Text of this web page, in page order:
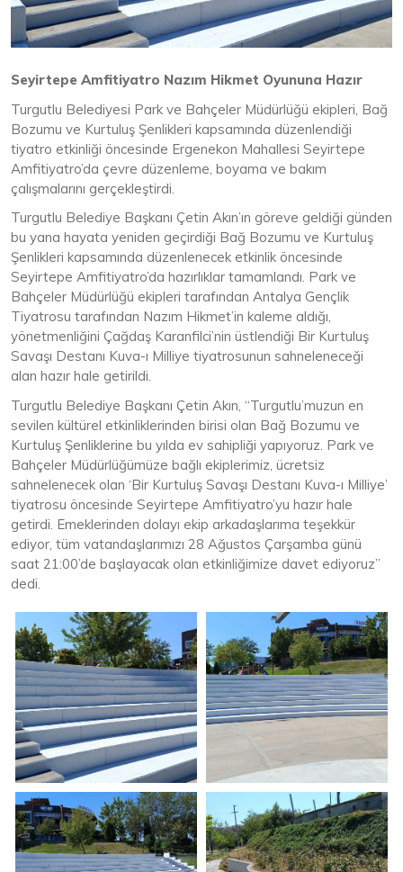
Seyirtepe Amfitiyatro Nazım Hikmet Oyununa Hazır
Turgutlu Belediyesi Park ve Bahçeler Müdürlüğü ekipleri, Bağ
Bozumu ve Kurtuluş Şenlikleri kapsamında düzenlendiği
tiyatro etkinliği öncesinde Ergenekon Mahallesi Seyirtepe
Amfitiyatro’da çevre düzenleme, boyama ve bakım
çalışmalarını gerçekleştirdi.
Turgutlu Belediye Başkanı Çetin Akın’ın göreve geldiği günden
bu yana hayata yeniden geçirdiği Bağ Bozumu ve Kurtuluş
Şenlikleri kapsamında düzenlenecek etkinlik öncesinde
Seyirtepe Amfitiyatro’da hazırlıklar tamamlandı. Park ve
Bahçeler Müdürlüğü ekipleri tarafından Antalya Gençlik
Tiyatrosu tarafından Nazım Hikmet’in kaleme aldığı,
yönetmenliğini Çağdaş Karanfilci’nin üstlendiği Bir Kurtuluş
Savaşı Destanı Kuva-ı Milliye tiyatrosunun sahneleneceği
alan hazır hale getirildi.
Turgutlu Belediye Başkanı Çetin Akın, “Turgutlu’muzun en
sevilen kültürel etkinliklerinden birisi olan Bağ Bozumu ve
Kurtuluş Şenliklerine bu yılda ev sahipliği yapıyoruz. Park ve
Bahçeler Müdürlüğümüze bağlı ekiplerimiz, ücretsiz
sahnelenecek olan ‘Bir Kurtuluş Savaşı Destanı Kuva-ı Milliye’
tiyatrosu öncesinde Seyirtepe Amfitiyatro’yu hazır hale
getirdi. Emeklerinden dolayı ekip arkadaşlarıma teşekkür
ediyor, tüm vatandaşlarımızı 28 Ağustos Çarşamba günü
saat 21:00’de başlayacak olan etkinliğimize davet ediyoruz”
dedi.